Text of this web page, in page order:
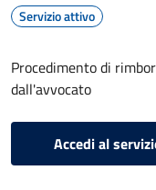
Servizio attivo
Procedimento di
dall'avvocato
Accedi al